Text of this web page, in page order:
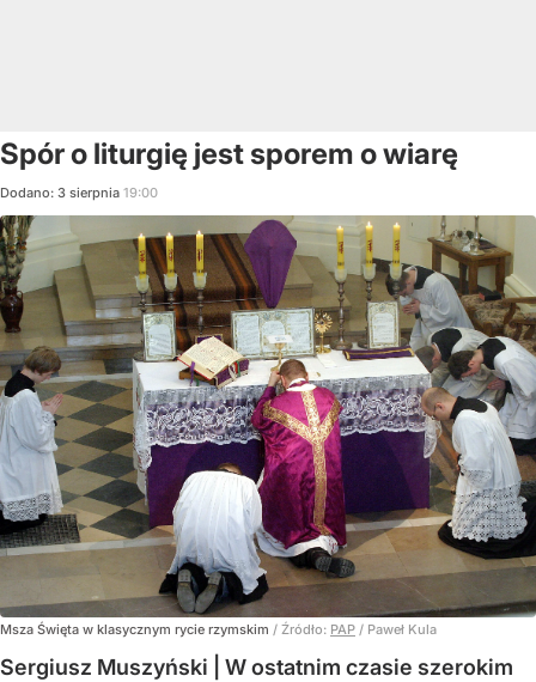
Spór o liturgię jest sporem o wiarę
Dodano: 3 sierpnia 19:00
Msza Święta w klasycznym rycie rzymskim / Źródło: PAP / Paweł Kula
Sergiusz Muszyński | W ostatnim czasie szerokim